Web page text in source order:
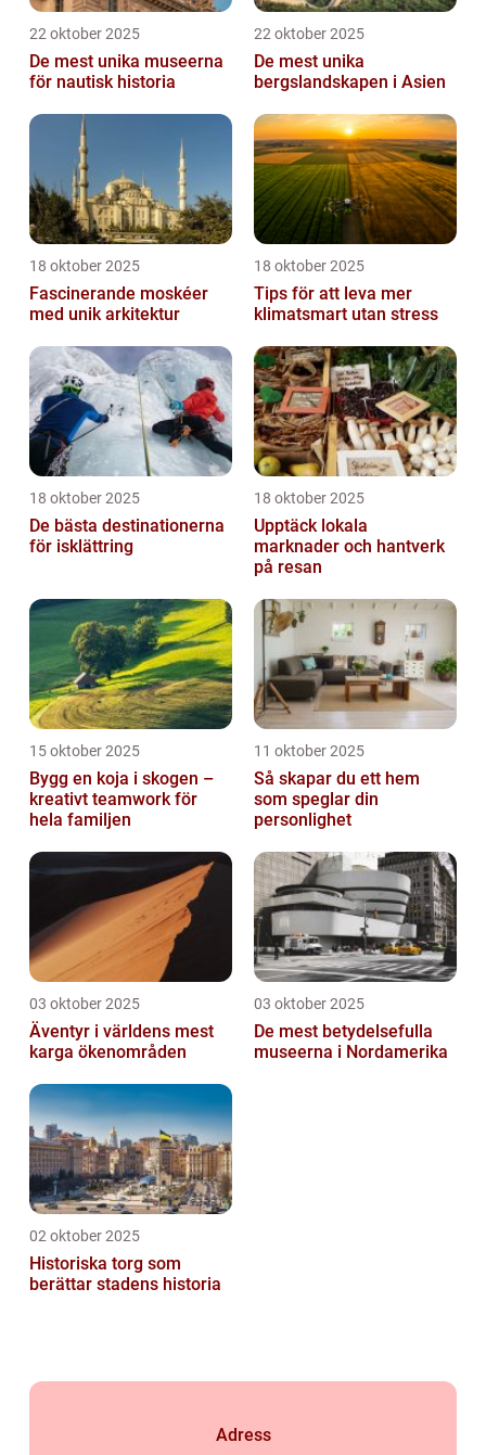
22 oktober 2025
De mest unika museerna
för nautisk historia
22 oktober 2025
De mest unika
bergslandskapen i Asien
18 oktober 2025
Fascinerande moskéer
med unik arkitektur
18 oktober 2025
Tips för att leva mer
klimatsmart utan stress
18 oktober 2025
De bästa destinationerna
för isklättring
18 oktober 2025
Upptäck lokala
marknader och hantverk
på resan
15 oktober 2025
Bygg en koja i skogen –
kreativt teamwork för
hela familjen
11 oktober 2025
Så skapar du ett hem
som speglar din
personlighet
03 oktober 2025
Äventyr i världens mest
karga ökenområden
03 oktober 2025
De mest betydelsefulla
museerna i Nordamerika
02 oktober 2025
Historiska torg som
berättar stadens historia
Adress